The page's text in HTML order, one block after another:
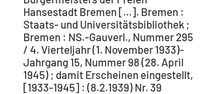
Hansestadt Bremen [...]. Bremen :
Staats- und Universitätsbibliothek ;
Bremen : NS.-Gauverl., Nummer 295
/ 4. Vierteljahr (1. November 1933)-
Jahrgang 15, Nummer 98 (28. April
1945) ; damit Erscheinen eingestellt,
[1933-1945] : (8.2.1939) Nr. 39